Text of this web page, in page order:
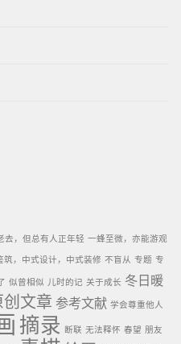
去，但总有人正年轻 一蜂至微，亦能游观
筑，中式设计，中式装修 不盲从 专题 专
似曾相似 儿时的记 关于成长 冬日暖
创文章 参考文献 学会尊重他人
摘录 断联 无法释怀 春望 朋友